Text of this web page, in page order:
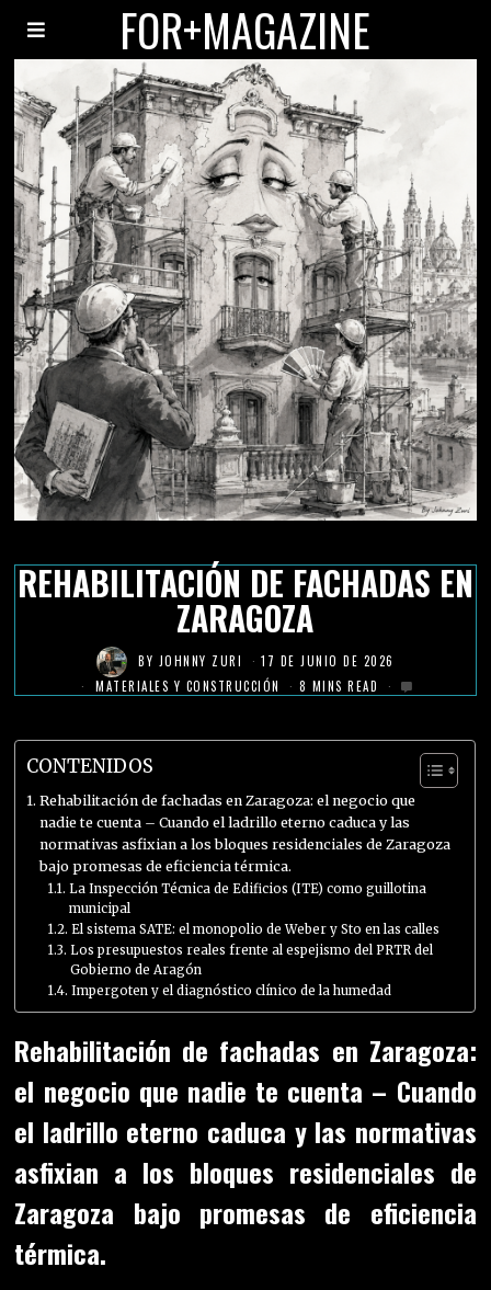
FOR+MAGAZINE
REHABILITACIÓN DE FACHADAS EN
ZARAGOZA
BY JOHNNY ZURI
17 DE JUNIO DE 2026
MATERIALES Y CONSTRUCCIÓN
8 MINS READ
CONTENIDOS
Rehabilitación de fachadas en Zaragoza: el negocio que
nadie te cuenta – Cuando el ladrillo eterno caduca y las
normativas asfixian a los bloques residenciales de Zaragoza
bajo promesas de eficiencia térmica.
La Inspección Técnica de Edificios (ITE) como guillotina
municipal
El sistema SATE: el monopolio de Weber y Sto en las calles
Los presupuestos reales frente al espejismo del PRTR del
Gobierno de Aragón
Impergoten y el diagnóstico clínico de la humedad
Rehabilitación de fachadas en Zaragoza:
el negocio que nadie te cuenta – Cuando
el ladrillo eterno caduca y las normativas
asfixian a los bloques residenciales de
Zaragoza bajo promesas de eficiencia
térmica.